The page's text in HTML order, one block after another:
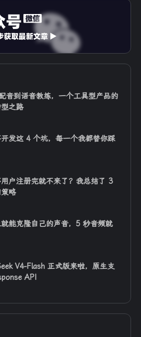
音到语音教练，一个工具型产品的
之路
发这 4 个坑，每一个我都替你踩
户注册完就不来了？我总结了 3
略
能克隆自己的声音，5 秒音频就
V4-Flash 正式版来啦，原生支
API